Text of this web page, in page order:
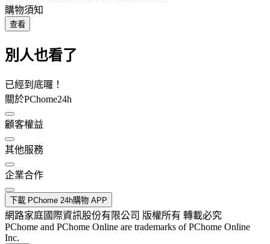
購物須知
查看
別人也看了
已經到底囉！
關於PChome24h
顧客權益
其他服務
企業合作
下載 PChome 24h購物 APP
網路家庭國際資訊股份有限公司 版權所有 轉載必究
PChome and PChome Online are trademarks of PChome Online
Inc.